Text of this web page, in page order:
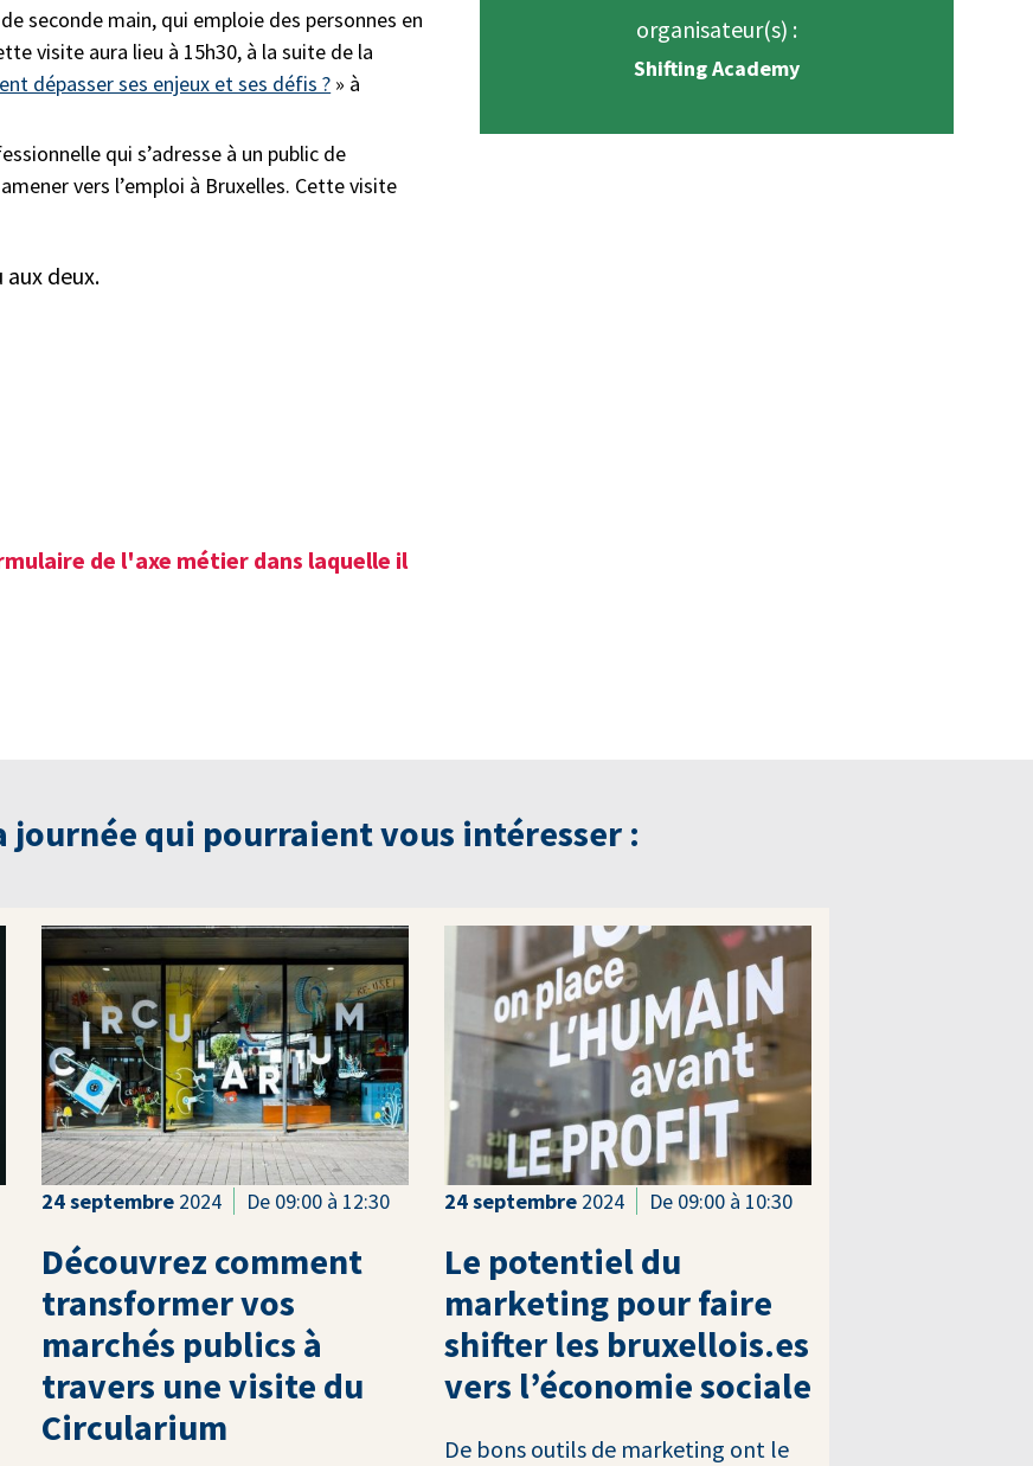
seconde main, qui emploie des personnes en
visite aura lieu à 15h30, à la suite de la
dépasser ses enjeux et ses défis ? » à
qui s’adresse à un public de
vers l’emploi à Bruxelles. Cette visite
deux.
de l'axe métier dans laquelle il
organisateur(s) :
Shifting Academy
journée qui pourraient vous intéresser :
24septembre2024 De 09:00 à 12:30
Découvrez comment
transformer vos
marchés publics à
travers une visite du
Circularium
24septembre 2024 De 09:00 à 10:30
Le potentiel du
marketing pour faire
shifter les bruxellois.es
vers l’économie sociale
De bons outils de marketing ont le